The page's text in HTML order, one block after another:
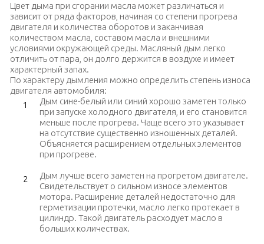
Цвет дыма при сгорании масла может различаться и
зависит от ряда факторов, начиная со степени прогрева
двигателя и количества оборотов и заканчивая
количеством масла, составом масла и внешними
условиями окружающей среды. Масляный дым легко
отличить от пара, он долго держится в воздухе и имеет
характерный запах.
По характеру дымления можно определить степень износа
двигателя автомобиля:
Дым сине-белый или синий хорошо заметен только
при запуске холодного двигателя, и его становится
меньше после прогрева. Чаще всего это указывает
на отсутствие существенно изношенных деталей.
Объясняется расширением отдельных элементов
при прогреве.
Дым лучше всего заметен на прогретом двигателе.
Свидетельствует о сильном износе элементов
мотора. Расширение деталей недостаточно для
герметизации протечки, масло легко протекает в
цилиндр. Такой двигатель расходует масло в
больших количествах.